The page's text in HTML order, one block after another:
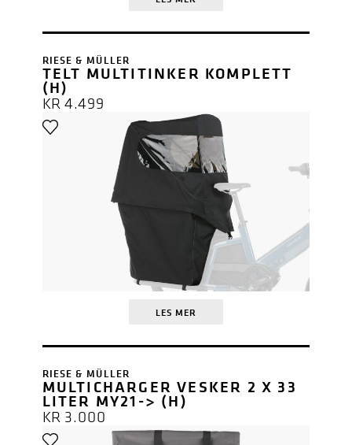
RIESE & MÜLLER
TELT MULTITINKER KOMPLETT
(H)
KR4.499
LES MER
RIESE & MÜLLER
MULTICHARGER VESKER 2 X 33
LITER MY21-> (H)
KR 3.000